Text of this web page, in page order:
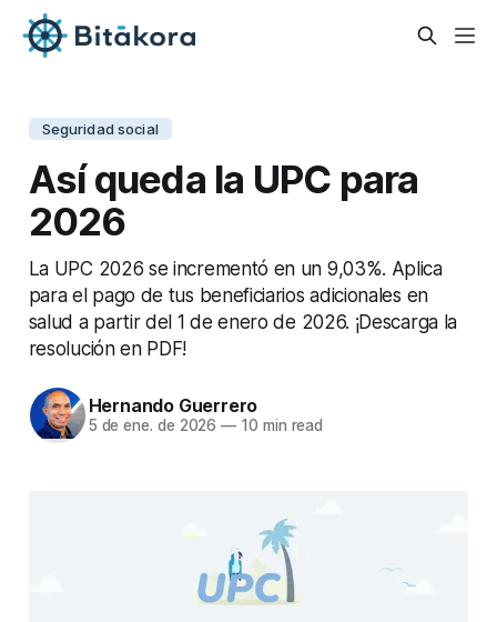
Seguridad social
Así queda la UPC para
2026
La UPC 2026 se incrementó en un 9,03%. Aplica
para el pago de tus beneficiarios adicionales en
salud a partir del 1 de enero de 2026. ¡Descarga la
resolución en PDF!
Hernando Guerrero
5 de ene. de 2026 — 10 min read